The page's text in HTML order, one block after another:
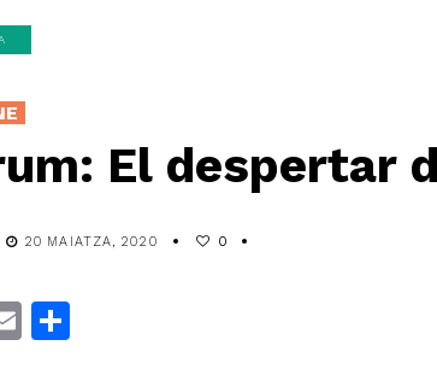
El despertar
20 MAIATZA, 2020 0
Email